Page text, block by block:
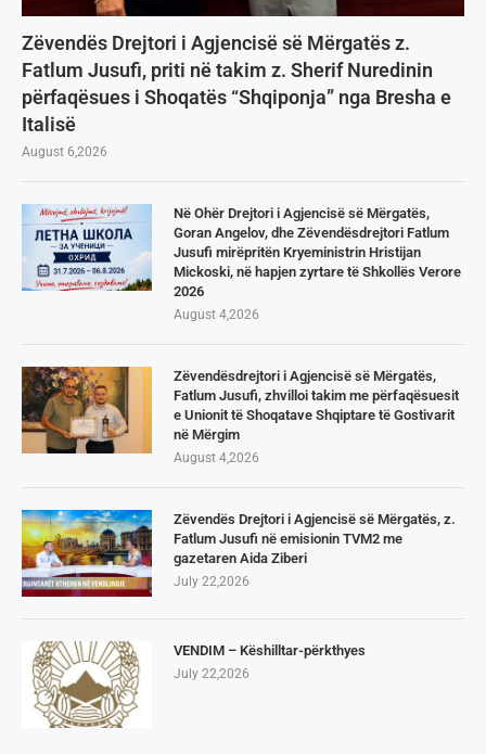
Zëvendës Drejtori i Agjencisë së Mërgatës z.
Fatlum Jusufi, priti në takim z. Sherif Nuredinin
përfaqësues i Shoqatës “Shqiponja” nga Bresha e
Italisë
August 6,2026
Në Ohër Drejtori i Agjencisë së Mërgatës,
Goran Angelov, dhe Zëvendësdrejtori Fatlum
Jusufi mirëpritën Kryeministrin Hristijan
Mickoski, në hapjen zyrtare të Shkollës Verore
2026
August 4,2026
Zëvendësdrejtori i Agjencisë së Mërgatës,
Fatlum Jusufi, zhvilloi takim me përfaqësuesit
e Unionit të Shoqatave Shqiptare të Gostivarit
në Mërgim
August 4,2026
Zëvendës Drejtori i Agjencisë së Mërgatës, z.
Fatlum Jusufi në emisionin TVM2 me
gazetaren Aida Ziberi
July 22,2026
VENDIM – Këshilltar-përkthyes
July 22,2026